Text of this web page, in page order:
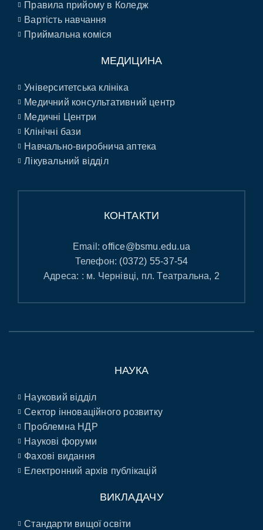
Правила прийому в Коледж
Вартість навчання
Приймальна коміся
МЕДИЦИНА
Університетська клініка
Медичний консультативний центр
Медичні Центри
Клінічні бази
Навчально-виробнича аптека
Лікувальний відділ
КОНТАКТИ
Email:office@bsmu.edu.ua
Телефон: (0372) 55-37-54
Адреса: : м. Чернівці, пл. Театральна, 2
НАУКА
Науковий відділ
Сектор інноваційного розвитку
Проблемна НДР
Наукові форуми
Фахові видання
Електронний архів публікацій
ВИКЛАДАЧУ
Стандарти вищої освіти